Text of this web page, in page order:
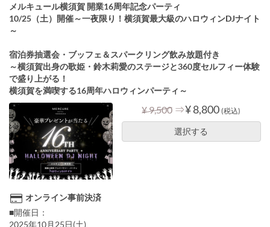
メルキュール横須賀 開業16周年記念パーティ
10/25（土）開催～一夜限り！横須賀最大級のハロウィンDJナイト
～
宿泊券抽選会・ブッフェ＆スパークリング飲み放題付き
～横須賀出身の歌姫・鈴木莉愛のステージと360度セルフィー体験
で盛り上がる！
横須賀を満喫する16周年ハロウィンパーティ～
¥ 9,500 ⇒¥ 8,800 (税込)
選択する
オンライン事前決済
■開催日：
2025年10月25日(土)